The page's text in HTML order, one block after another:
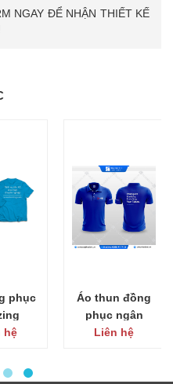
NGAY ĐỂ NHẬN THIẾT KẾ
phục
hệ
Áo thun đồng
phục ngân
hàng MB Bank
Liên hệ